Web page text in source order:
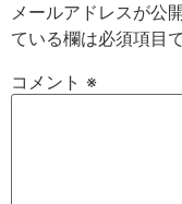
メールアドレスが公
ている欄は必須項目
コメント ※